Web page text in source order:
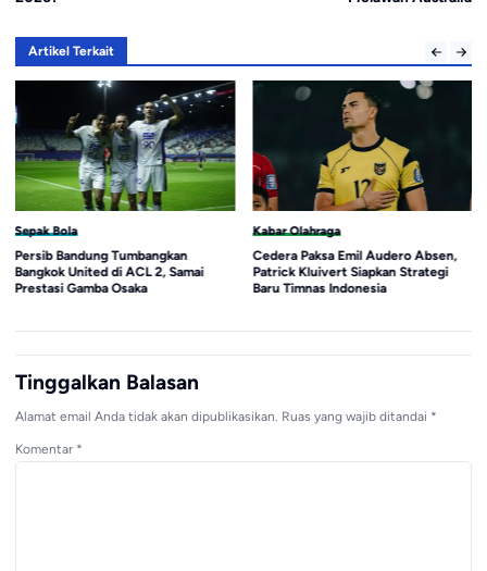
Artikel Terkait
Sepak Bola
Persib Bandung Tumbangkan
Bangkok United di ACL 2, Samai
Prestasi Gamba Osaka
Kabar Olahraga
Cedera Paksa Emil Audero Absen,
Patrick Kluivert Siapkan Strategi
Baru Timnas Indonesia
Tinggalkan Balasan
Alamat email Anda tidak akan dipublikasikan. Ruas yang wajib ditandai *
Komentar *